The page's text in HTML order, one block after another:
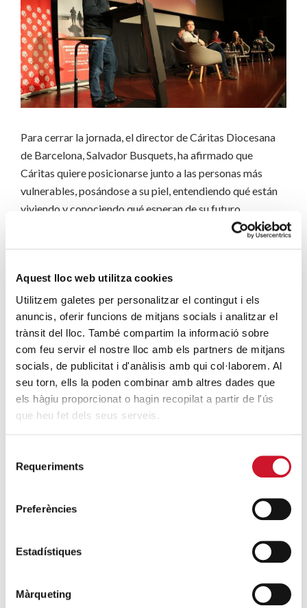
Aquest lloc web utilitza cookies
Utilitzem galetes per personalitzar el contingut i els
anuncis, oferir funcions de mitjans socials i analitzar el
trànsit del lloc. També compartim la informació sobre
com feu servir el nostre lloc amb els partners de mitjans
socials, de publicitat i d'anàlisis amb qui col·laborem. Al
seu torn, ells la poden combinar amb altres dades que
els hàgiu proporcionat o hagin recopilat a partir de l'ús
que heu fet dels seus serveis.
Requeriments
Preferències
Estadístiques
Màrqueting
Para cerrar la jornada, el director de Cáritas Diocesana
de Barcelona, Salvador Busquets, ha afirmado que
Cáritas quiere posicionarse junto a las personas más
vulnerables, posándose a su piel, entendiendo qué están
viviendo y conociendo qué esperan de su futuro
inmediato. “La realidad que nosotros vemos muestra
situación, lo estamos naturalizando”. Busquets ha
finalizado diciendo quehace falta la complicidad de
todos los actores por desvelar la realidad, y ha
agradecido en el mundo académico su colaboración
para hacerlo posible.
ENLACES DE INTERÉS
Resumen Ejecutivo del Informe Foessa Barcelona:
Nuevo Observatorio de la Realidad Social